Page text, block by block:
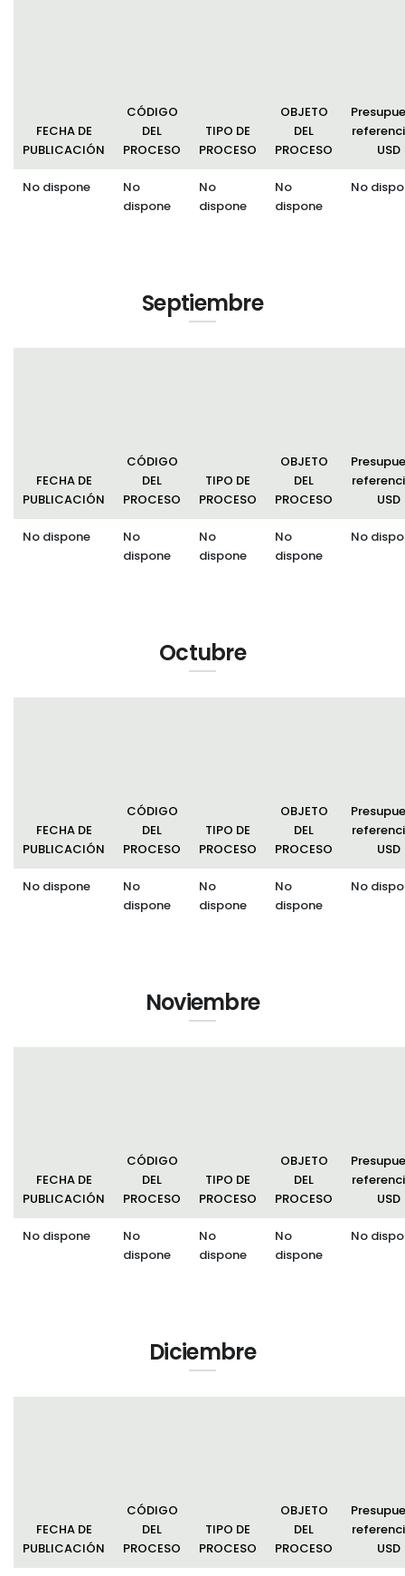
Plan Anual Contratación - PAC
Plan Operativo Anual - POA
Convenios Institucionales
Procesos de contratación
Ejecución Presupuestaria
FECHA DE
PUBLICACIÓN
CÓDIGO
DEL
PROCESO
TIPO DE
PROCESO
OBJETO
DEL
PROCESO
USD
No dispone
No
dispone
No
dispone
No
dispone
No
Septiembre
FECHA DE
PUBLICACIÓN
CÓDIGO
DEL
PROCESO
TIPO DE
PROCESO
OBJETO
DEL
PROCESO
USD
No dispone
No
dispone
No
dispone
No
dispone
No
Octubre
FECHA DE
PUBLICACIÓN
CÓDIGO
DEL
PROCESO
TIPO DE
PROCESO
OBJETO
DEL
PROCESO
USD
No dispone
No
dispone
No
dispone
No
dispone
No
Noviembre
FECHA DE
PUBLICACIÓN
CÓDIGO
DEL
PROCESO
TIPO DE
PROCESO
OBJETO
DEL
PROCESO
USD
No dispone
No
dispone
No
dispone
No
dispone
No
Diciembre
FECHA DE
PUBLICACIÓN
CÓDIGO
DEL
PROCESO
TIPO DE
PROCESO
OBJETO
DEL
PROCESO
USD